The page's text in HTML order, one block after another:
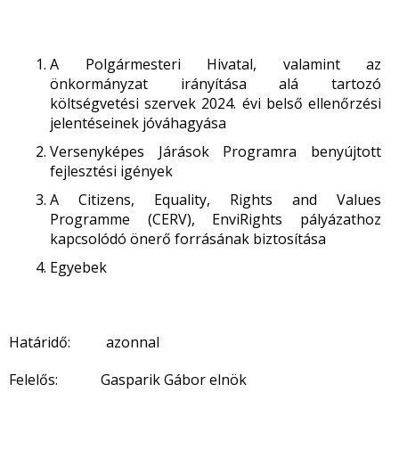
A Polgármesteri Hivatal, valamint az
önkormányzat irányítása alá tartozó
költségvetési szervek 2024. évi belső ellenőrzési
jelentéseinek jóváhagyása
Versenyképes Járások Programra benyújtott
fejlesztési igények
A Citizens, Equality, Rights and Values
Programme (CERV), EnviRights pályázathoz
kapcsolódó önerő forrásának biztosítása
Egyebek
Határidő: azonnal
Felelős: Gasparik Gábor elnök